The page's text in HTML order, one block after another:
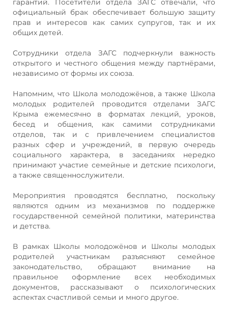
официальный брак обеспечивает большую защиту
прав и интересов как самих супругов, так и их
общих детей.
Сотрудники отдела ЗАГС подчеркнули важность
открытого и честного общения между партнёрами,
независимо от формы их союза.
Напомним, что Школа молодожёнов, а также Школа
молодых родителей проводится отделами ЗАГС
Крыма ежемесячно в форматах лекций, уроков,
бесед и общения, как самими сотрудниками
отделов, так и с привлечением специалистов
разных сфер и учреждений, в первую очередь
социального характера, в заседаниях нередко
принимают участие семейные и детские психологи,
а также священнослужители.
Мероприятия проводятся бесплатно, поскольку
являются одним из механизмов по поддержке
государственной семейной политики, материнства
и детства.
В рамках Школы молодожёнов и Школы молодых
родителей участникам разъясняют семейное
законодательство, обращают внимание на
правильное оформление всех необходимых
документов, рассказывают о психологических
аспектах счастливой семьи и много другое.